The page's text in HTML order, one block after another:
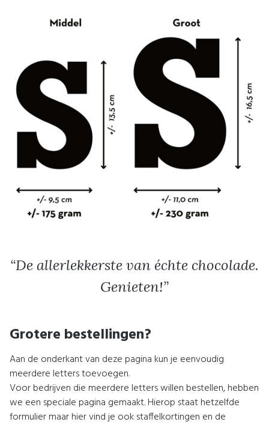
De allerlekkerste van échte chocolade.
Genieten!
Grotere bestellingen?
Aan de onderkant van deze pagina kun je eenvoudig
meerdere letters toevoegen.
Voor bedrijven die meerdere letters willen bestellen, hebben
we een speciale pagina gemaakt. Hierop staat hetzelfde
formulier maar hier vind je ook staffelkortingen en de